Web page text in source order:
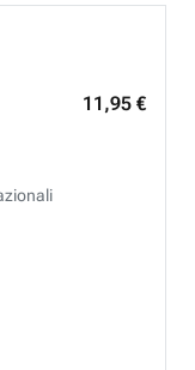
11,95 €